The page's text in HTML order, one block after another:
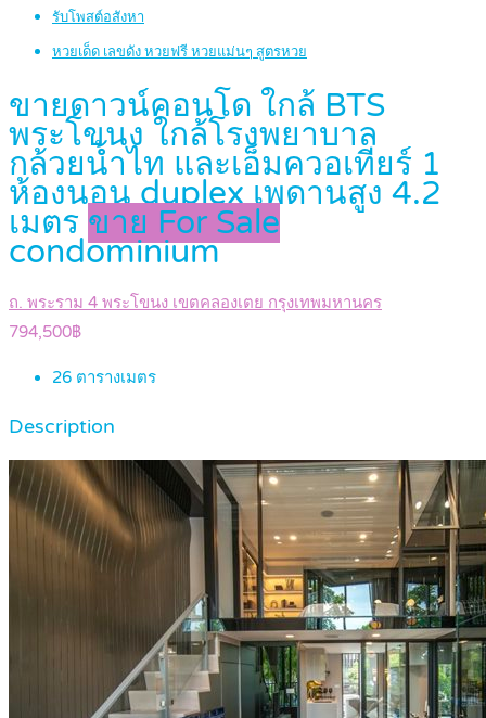
รับโพสต์อสังหา
หวยเด็ด เลขดัง หวยฟรี หวยแม่นๆ สูตรหวย
ขายดาวน์คอนโด ใกล้ BTS
พระโขนง ใกล้โรงพยาบาล
กล้วยน้ำไท และเอ็มควอเทียร์ 1
ห้องนอน duplex เพดานสูง 4.2
เมตร ขาย For Sale
condominium
ถ. พระราม 4 พระโขนง เขตคลองเตย กรุงเทพมหานคร
794,500฿
26 ตารางเมตร
Description